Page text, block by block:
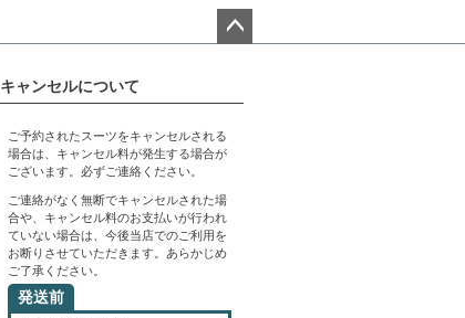
ップ
キャンセルについて
ご予約されたスーツをキャンセルされる
場合は、キャンセル料が発生する場合が
ございます。必ずご連絡ください。
ご連絡がなく無断でキャンセルされた場
合や、キャンセル料のお支払いが行われ
ていない場合は、今後当店でのご利用を
お断りさせていただきます。あらかじめ
ご了承ください。
発送前